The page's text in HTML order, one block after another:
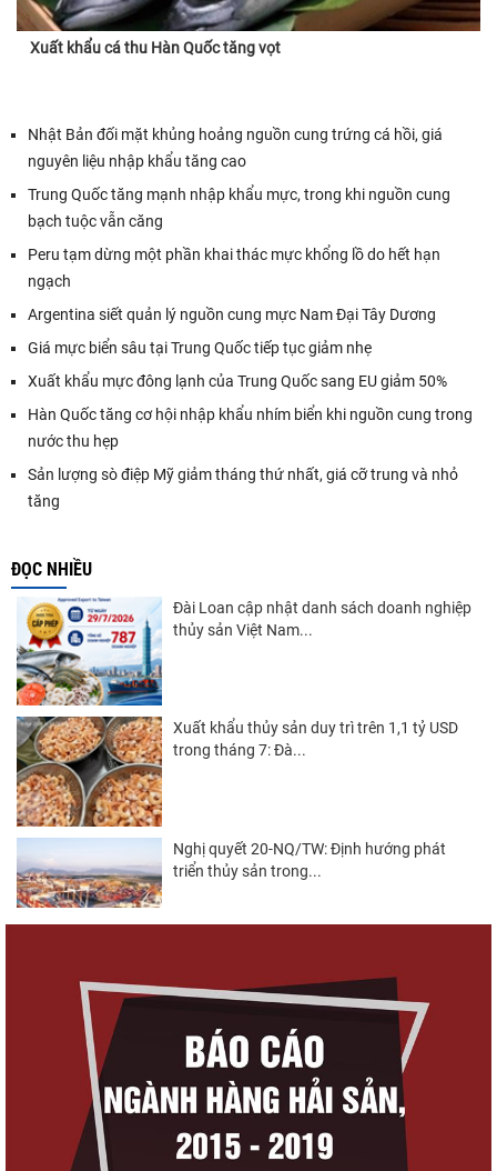
Xuất khẩu cá thu Hàn Quốc tăng vọt
Nhật Bản đối mặt khủng hoảng nguồn cung trứng cá hồi, giá
nguyên liệu nhập khẩu tăng cao
Trung Quốc tăng mạnh nhập khẩu mực, trong khi nguồn cung
bạch tuộc vẫn căng
Peru tạm dừng một phần khai thác mực khổng lồ do hết hạn
ngạch
Argentina siết quản lý nguồn cung mực Nam Đại Tây Dương
Giá mực biển sâu tại Trung Quốc tiếp tục giảm nhẹ
Xuất khẩu mực đông lạnh của Trung Quốc sang EU giảm 50%
Hàn Quốc tăng cơ hội nhập khẩu nhím biển khi nguồn cung trong
nước thu hẹp
Sản lượng sò điệp Mỹ giảm tháng thứ nhất, giá cỡ trung và nhỏ
tăng
ĐỌC NHIỀU
Đài Loan cập nhật danh sách doanh nghiệp
thủy sản Việt Nam...
Xuất khẩu thủy sản duy trì trên 1,1 tỷ USD
trong tháng 7: Đà...
Nghị quyết 20-NQ/TW: Định hướng phát
triển thủy sản trong...
(sửa đổi)
Thuế Mục 301 và bài toán thích ứng của
tôm Việt tại thị...